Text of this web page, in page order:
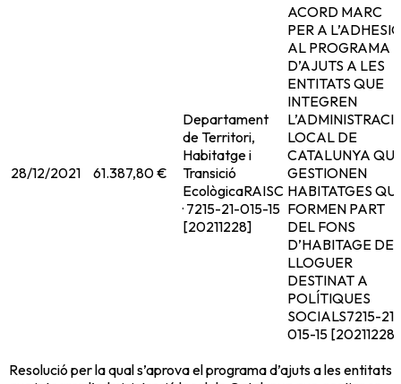
28/12/2021 61.387,80 €
Departament
de Territori,
Habitatge i
Transició
EcològicaRAISC
· 7215-21-015-15
[20211228]
ACORD MARC
PER A
AL PROGRAMA
D’AJUTS A LES
ENTITATS QUE
INTEGREN
LOCAL DE
CATALUNYA
GESTIONEN
HABITATGES
FORMEN PART
DEL FONS
D’HABITAGE DE
LLOGUER
DESTINAT A
POLÍTIQUES
SOCIALS7215-21-
015-15 [20211228]
Resolució per la qual s’aprova el programa d’ajuts a les entitats